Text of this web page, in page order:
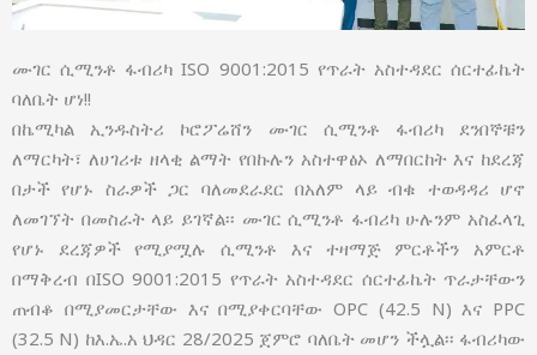
ሙገር ሲሚንቶ ፋብሪካ ISO 9001:2015 የጥራት አስተዳደር ሰርተፊኬት
ባለቤት ሆነ!!
በኬሚካል ኢንዱስትሪ ኮሮፖሬሸን ሙገር ሲሚንቶ ፋብሪካ ደንበኞቹን
ለማርካት፣ ለሀገሪቱ ዘላቂ ልማት የበኩሉን አስተዋፅኦ ለማበርከት እና ከደረጃ
በታች የሆኑ ስራዎች ጋር ባለመደራደር በአለም ላይ ብቁ ተወዳዳሪ ሆኖ
ለመገኘት በመስራት ላይ ይገኛል፡፡ ሙገር ሲሚንቶ ፋብሪካ ሁሉንም አስፈላጊ
የሆኑ ደረጃዎች የሚያሟሉ ሲሚንቶ እና ተዛማጅ ምርቶችን አምርቶ
በማቅረብ በISO 9001:2015 የጥራት አስተዳደር ሰርተፊኬት ጥራታቸውን
ጠብቆ በሚያመርታቸው እና በሚያቀርባቸው OPC (42.5 N) እና PPC
(32.5 N) ከእ.ኤ.አ ህዳር 28/2025 ጀምሮ ባለቤት መሆን ችሏል፡፡ ፋብሪካው